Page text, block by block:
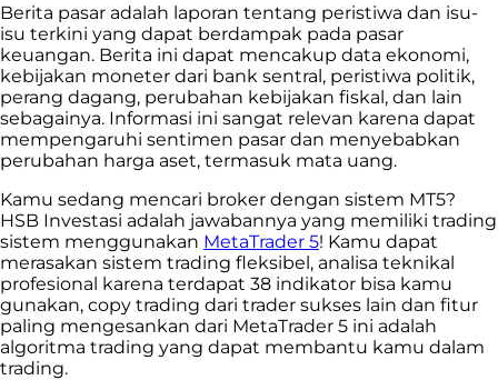
Berita pasar adalah laporan tentang peristiwa dan isu-
isu terkini yang dapat berdampak pada pasar
keuangan. Berita ini dapat mencakup data ekonomi,
kebijakan moneter dari bank sentral, peristiwa politik,
perang dagang, perubahan kebijakan fiskal, dan lain
sebagainya. Informasi ini sangat relevan karena dapat
mempengaruhi sentimen pasar dan menyebabkan
perubahan harga aset, termasuk mata uang.
Kamu sedang mencari broker dengan sistem MT5?
HSB Investasi adalah jawabannya yang memiliki trading
sistem menggunakan MetaTrader 5! Kamu dapat
merasakan sistem trading fleksibel, analisa teknikal
profesional karena terdapat 38 indikator bisa kamu
gunakan, copy trading dari trader sukses lain dan fitur
paling mengesankan dari MetaTrader 5 ini adalah
algoritma trading yang dapat membantu kamu dalam
trading.